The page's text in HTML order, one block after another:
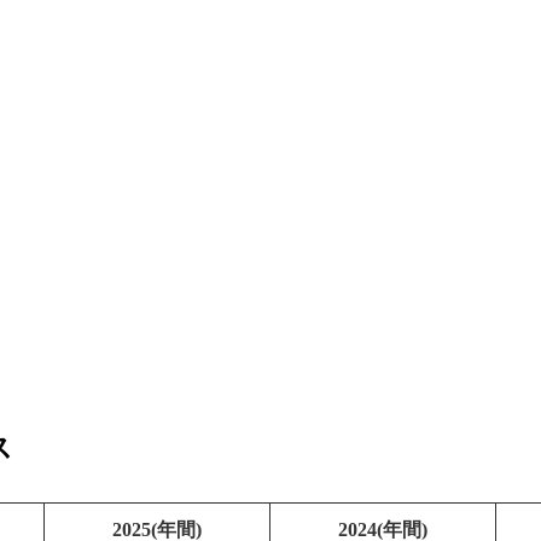
2025(年間) 2024(年間)